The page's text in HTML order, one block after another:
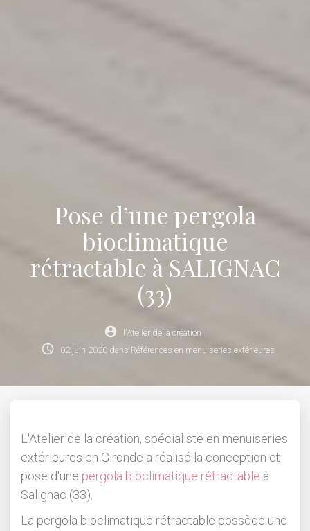
Pose d’une pergola
bioclimatique
rétractable à SALIGNAC
(33)
account_circle l'Atelier de la création
schedule 02 juin 2020 dans Références en menuiseries extérieures
L'Atelier de la création, spécialiste en menuiseries
extérieures en Gironde a réalisé la conception et
pose d'une pergola bioclimatique rétractable à
Salignac (33).
La pergola bioclimatique rétractable possède une